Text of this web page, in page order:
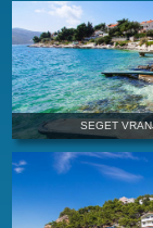
Do mnoha
vhodné
klienti vyberou